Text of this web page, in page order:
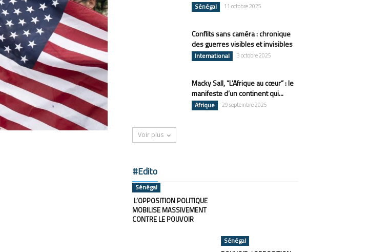
Sénégal 11 octobre 2025
Conflits sans caméra : chronique
des guerres visibles et invisibles
International 3 octobre 2025
Macky Sall, “L’Afrique au cœur” : le
manifeste d’un continent qui...
Afrique 29 septembre 2025
Voir plus
#Edito
Sénégal
L’OPPOSITION POLITIQUE
MOBILISE MASSIVEMENT
CONTRE LE POUVOIR
Sénégal